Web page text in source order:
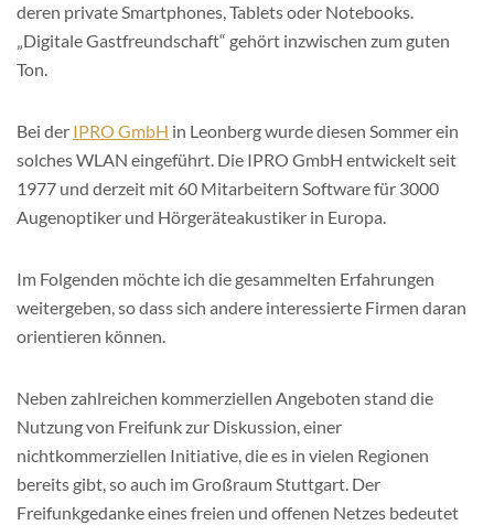
deren private Smartphones, Tablets oder Notebooks.
„Digitale Gastfreundschaft“ gehört inzwischen zum guten
Ton.
Bei der IPRO GmbH in Leonberg wurde diesen Sommer ein
solches WLAN eingeführt. Die IPRO GmbH entwickelt seit
1977 und derzeit mit 60 Mitarbeitern Software für 3000
Augenoptiker und Hörgeräteakustiker in Europa.
Im Folgenden möchte ich die gesammelten Erfahrungen
weitergeben, so dass sich andere interessierte Firmen daran
orientieren können.
Neben zahlreichen kommerziellen Angeboten stand die
Nutzung von Freifunk zur Diskussion, einer
nichtkommerziellen Initiative, die es in vielen Regionen
bereits gibt, so auch im Großraum Stuttgart. Der
Freifunkgedanke eines freien und offenen Netzes bedeutet